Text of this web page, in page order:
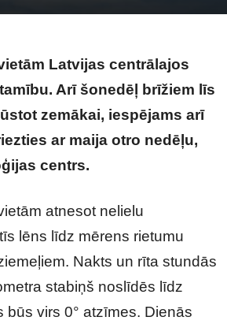
Latvijas centrālajos
Arī šonedēļ brīžiem līs
zemākai, iespējams arī
ar maija otro nedēļu,
centrs.
atnesot nelielu
lēns līdz mērens rietumu
Nakts un rīta stundās
stabiņš noslīdēs līdz
virs 0° atzīmes. Dienās